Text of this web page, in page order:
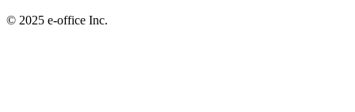
©︎ 2025 e-office Inc.